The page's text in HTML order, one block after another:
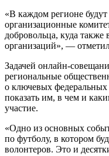
«В каждом регионе
организационные
добровольца, куда также
организаций», —
Задачей онлайн-
региональные
о ключевых федеральных
показать им, в чем и
участие.
«Одно из основных
по футболу, в котором
волонтеров. Это и